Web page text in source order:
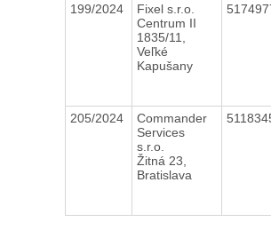
199/2024
Fixel s.r.o.
Centrum II
1835/11,
Veľké
Kapušany
205/2024
Commander
Services
s.r.o.
Žitná 23,
Bratislava